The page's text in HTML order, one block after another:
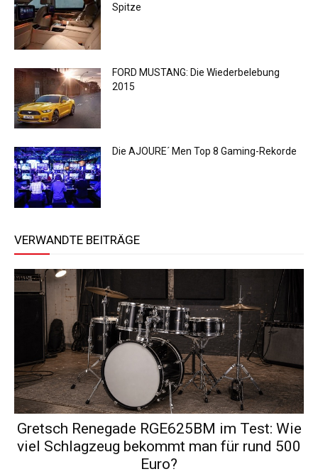
Spitze
FORD MUSTANG: Die Wiederbelebung
2015
Die AJOURE´ Men Top 8 Gaming-Rekorde
VERWANDTE BEITRÄGE
Gretsch Renegade RGE625BM im Test: Wie
viel Schlagzeug bekommt man für rund 500
Euro?